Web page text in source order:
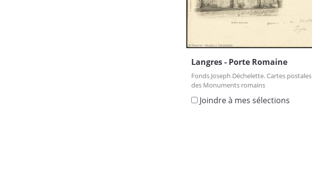
Langres - Porte Romaine
Fonds Joseph Déchelette. Cartes postales
des Monuments romains
Joindre à mes sélections